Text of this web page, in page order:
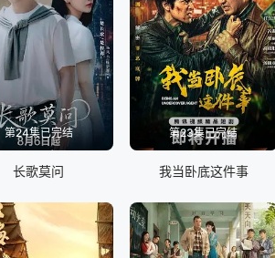
第24集已完结
长歌莫问
第23集已完结
我当卧底这件事